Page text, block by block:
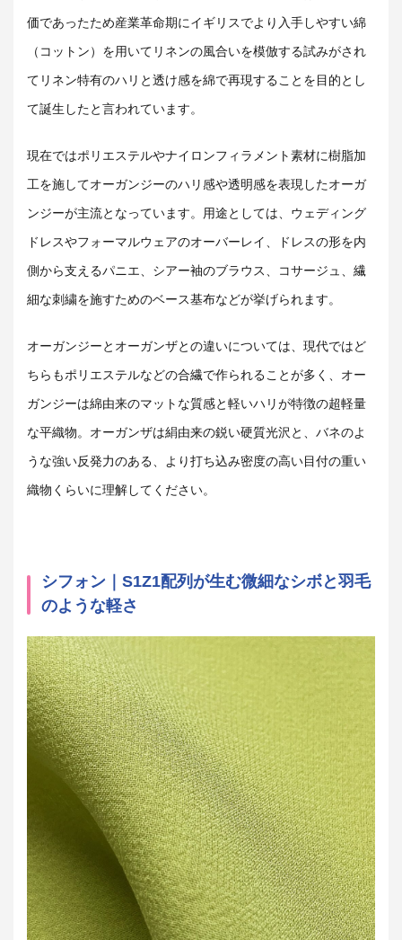
価であったため産業革命期にイギリスでより入手しやすい綿
（コットン）を用いてリネンの風合いを模倣する試みがされ
てリネン特有のハリと透け感を綿で再現することを目的とし
て誕生したと言われています。
現在ではポリエステルやナイロンフィラメント素材に樹脂加
工を施してオーガンジーのハリ感や透明感を表現したオーガ
ンジーが主流となっています。用途としては、ウェディング
ドレスやフォーマルウェアのオーバーレイ、ドレスの形を内
側から支えるパニエ、シアー袖のブラウス、コサージュ、繊
細な刺繍を施すためのベース基布などが挙げられます。
オーガンジーとオーガンザとの違いについては、 現代ではど
ちらもポリエステルなどの合繊で作られることが多く、オー
ガンジーは綿由来のマットな質感と軽いハリが特徴の超軽量
な平織物。オーガンザは絹由来の鋭い硬質光沢と、バネのよ
うな強い反発力のある、より打ち込み密度の高い目付の重い
織物くらいに理解してください。
シフォン｜S1Z1配列が生む微細なシボと羽毛
のような軽さ